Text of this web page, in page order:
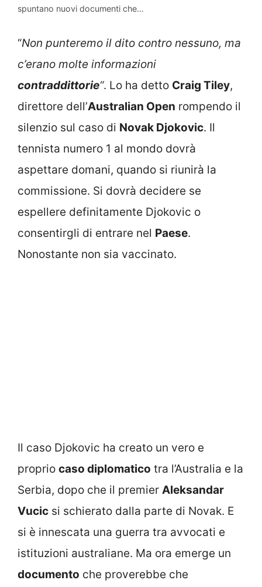
spuntano nuovi documenti che…
“Non punteremo il dito contro nessuno, ma
c’erano molte informazioni
contraddittorie“. Lo ha detto Craig Tiley,
direttore dell’Australian Open rompendo il
silenzio sul caso di Novak Djokovic. Il
tennista numero 1 al mondo dovrà
aspettare domani, quando si riunirà la
commissione. Si dovrà decidere se
espellere definitamente Djokovic o
consentirgli di entrare nel Paese.
Nonostante non sia vaccinato.
Il caso Djokovic ha creato un vero e
proprio caso diplomatico tra l’Australia e la
Serbia, dopo che il premier Aleksandar
Vucic si schierato dalla parte di Novak. E
si è innescata una guerra tra avvocati e
istituzioni australiane. Ma ora emerge un
documento che proverebbe che